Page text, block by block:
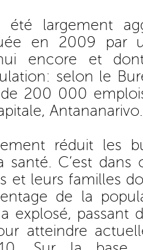
été largement
en 2009 par
encore et
selon le
de 200 000
Antananarivo.
réduit les
santé. C’est
et leurs familles
de la
explosé, passant
atteindre